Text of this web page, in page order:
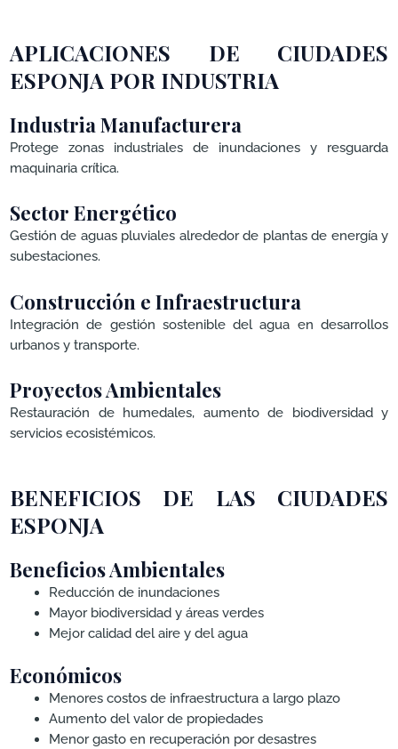
APLICACIONES DE CIUDADES
ESPONJA POR INDUSTRIA
Industria Manufacturera
Protege zonas industriales de inundaciones y resguarda
maquinaria crítica.
Sector Energético
Gestión de aguas pluviales alrededor de plantas de energía y
subestaciones.
Construcción e Infraestructura
Integración de gestión sostenible del agua en desarrollos
urbanos y transporte.
Proyectos Ambientales
Restauración de humedales, aumento de biodiversidad y
servicios ecosistémicos.
BENEFICIOS DE LAS CIUDADES
ESPONJA
Beneficios Ambientales
Reducción de inundaciones
Mayor biodiversidad y áreas verdes
Mejor calidad del aire y del agua
Económicos
Menores costos de infraestructura a largo plazo
Aumento del valor de propiedades
Menor gasto en recuperación por desastres